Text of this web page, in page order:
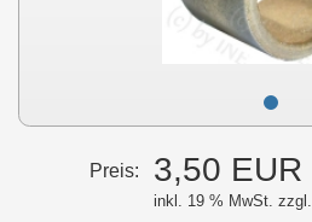
Preis: 3,50 EUR
inkl. 19 % MwSt. zzgl.